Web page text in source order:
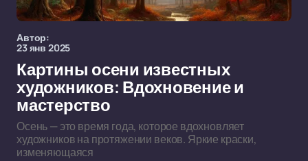
Автор:
23 янв 2025
Картины осени известных
художников: Вдохновение и
мастерство
Осень — это время года, которое вдохновляет
художников на протяжении веков. Яркие краски,
изменяющаяся